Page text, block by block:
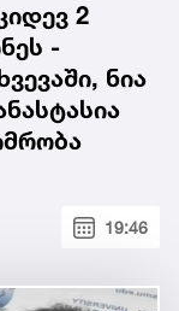
2
-
ნია
19:46